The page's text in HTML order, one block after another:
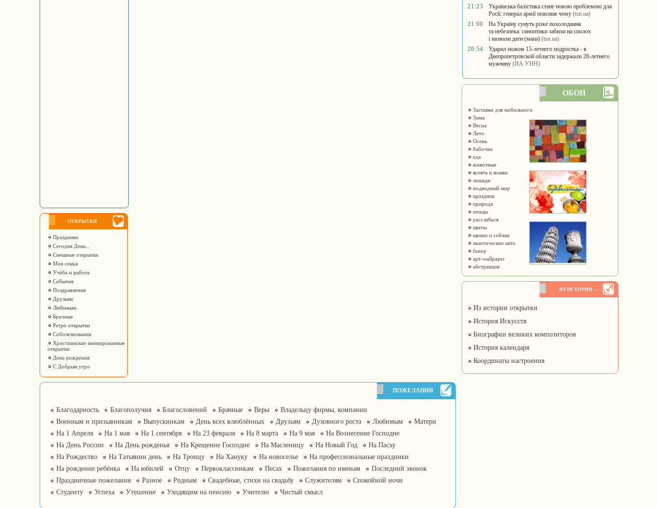
ОТКРЫТКИ
Праздники
Сегодня День...
Смешные открытки
Моя семья
Учёба и работа
События
Поздравления
Друзьям
Любимым
Брачные
Ретро открытки
Соболезнования
Христианские анимированные
открытки
День рождения
С Добрым утро
ПОЖЕЛАНИЯ
Благодарность Благополучия Благословений Брачные Веры
Владельцу фирмы, компании
Военным и призывникам
Выпускникам День всех влюблённых Друзьям Духовного роста Любимым
Матери
На 1 Апреля
На 1 мая На 1 сентября На 23 февраля На 8 марта На 9 мая
На Вознесение Господне
На День России
На День рожденья На Крещение Господне На Масленицу На Новый Год
На Пасху
На Рождество
На Татьянин день На Троицу На Хануку На новоселье
На профессиональные праздники
На рождение ребёнка
На юбилей Отцу Первоклассникам Песах Пожелания по именам
Последний звонок
Праздничные пожелания
Разное Родным Свадебные, стихи на свадьбу Служителям
Спокойной ночи
Студенту
Успеха Утешение Уходящим на пенсию Учителю Чистый смысл
21:23
Українська балістика стане новою проблемою для
Росії: генерал армії пояснив чому (tsn.ua)
21:00
На Україну сунуть різке похолодання
та небезпека: синоптики забили на сполох
і назвали дати (мапа) (tsn.ua)
20:54
Ударил ножом 15-летнего подростка - в
Днепропетровской области задержали 28-летнего
мужчину (ИА УНН)
ОБОИ
Заставки для мобильного
Зима
Весна
Лето
Осень
бабочки
еда
животные
котята и кошки
лошади
подводный мир
праздник
природа
птицы
расслабься
цветы
щенки и собаки
экзотические авто
funny
арт-wallpaper
абстракция
ИЗ ИСТОРИИ ...
Из истории открытки
История Искусств
Биографии великих композиторов
История календаря
Координаты настроения